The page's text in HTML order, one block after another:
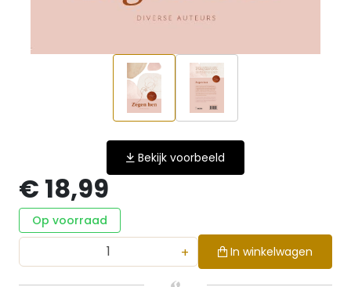
Bekijk voorbeeld
€ 18,99
Op voorraad
+ In winkelwagen